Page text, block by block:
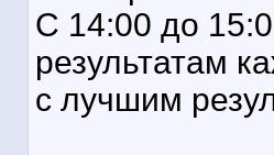
С 14:00 до
результатам
с лучшим